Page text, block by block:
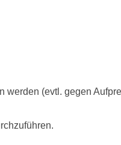
werden (evtl. gegen